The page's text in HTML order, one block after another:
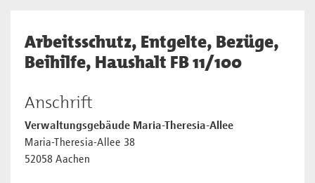
Arbeitsschutz, Entgelte, Bezüge,
Beihilfe, Haushalt FB 11/100
Anschrift
Verwaltungsgebäude Maria-Theresia-Allee
Maria-Theresia-Allee 38
52058 Aachen